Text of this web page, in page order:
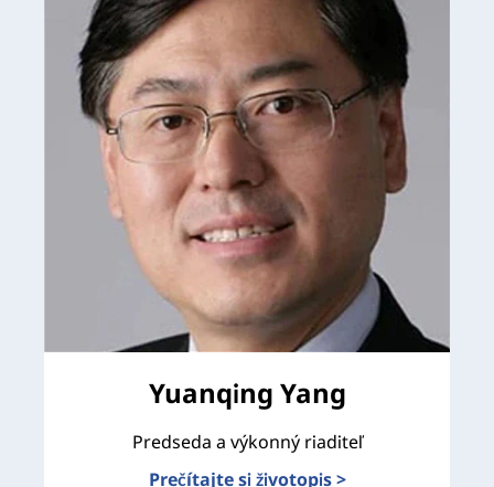
Yuanqing Yang
Predseda a výkonný riaditeľ
Prečítajte si životopis >